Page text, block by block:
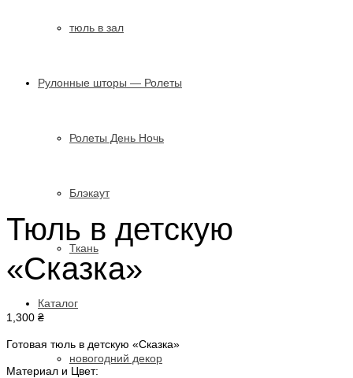
тюль в зал
Рулонные шторы — Ролеты
Ролеты День Ночь
Блэкаут
Ткань
Каталог
новогодний декор
Тюль в детскую
«Сказка»
1,300 ₴
Готовая тюль в детскую «Сказка»
Материал и Цвет: